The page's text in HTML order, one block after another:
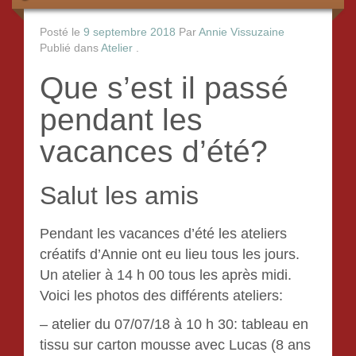
Posté le 9 septembre 2018 Par Annie Vissuzaine
Publié dans Atelier .
Que s’est il passé
pendant les
vacances d’été?
Salut les amis
Pendant les vacances d’été les ateliers
créatifs d’Annie ont eu lieu tous les jours.
Un atelier à 14 h 00 tous les après midi.
Voici les photos des différents ateliers:
– atelier du 07/07/18 à 10 h 30: tableau en
tissu sur carton mousse avec Lucas (8 ans